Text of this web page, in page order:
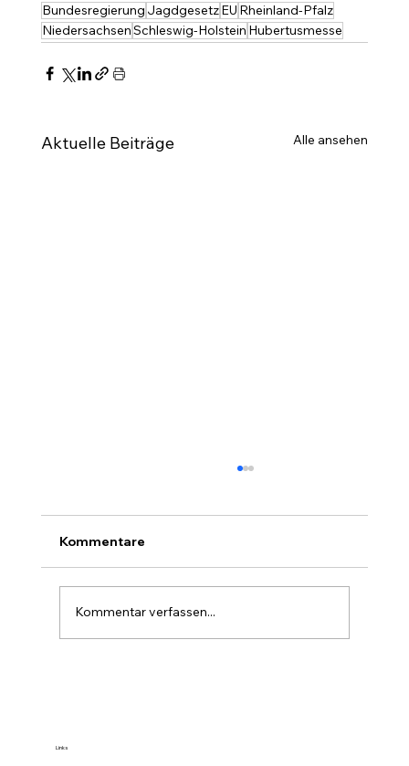
Bundesregierung JagdgesetzEU Rheinland-Pfalz
NiedersachsenSchleswig-Holstein Hubertusmesse
Aktuelle Beiträge Alle ansehen
Kommentare
Kommentar verfassen...
Links